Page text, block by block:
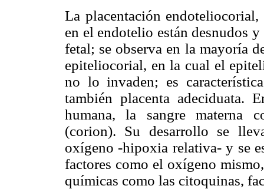
La placentación
en el endotelio están desnudos
fetal; se observa en la mayoría
epiteliocorial, en la cual el
no lo invaden; es
también placenta adeciduata.
humana, la sangre materna
(corion). Su desarrollo se
oxígeno -hipoxia relativa- y se
factores como el oxígeno
químicas como las citoquinas,